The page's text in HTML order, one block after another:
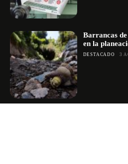
Barrancas
en la
DESTACADO 3